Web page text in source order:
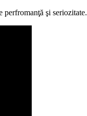
perfromanţă şi seriozitate.